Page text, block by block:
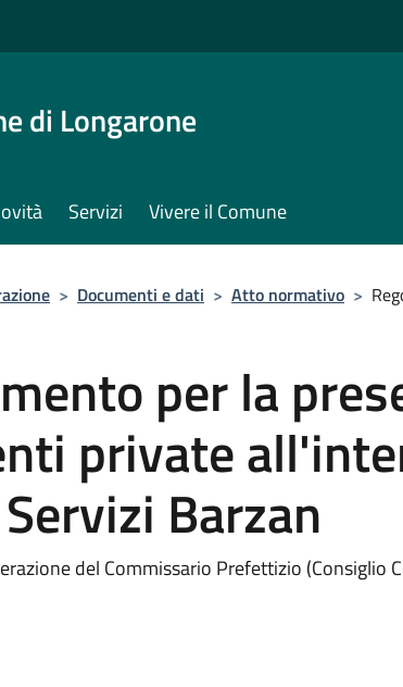
di Longarone
Servizi Vivere il Comune
> Documenti e dati > Atto normativo >
per la
private
Barzan
del Commissario Prefettizio (Consiglio